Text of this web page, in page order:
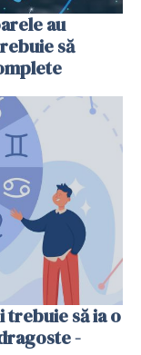
au
să
trebuie să ia o
-